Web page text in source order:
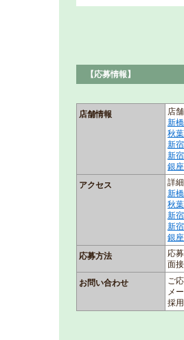
【応募情報】
店舗情報
店
新
秋
新
新
銀
アクセス
詳
新
秋
新
新
銀
応募方法
応
面
お問い合わせ
ご
メ
採